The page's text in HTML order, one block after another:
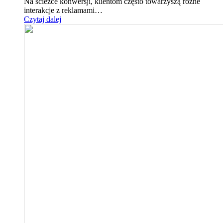
interakcje z reklamami…
Czytaj dalej